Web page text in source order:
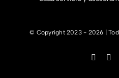
© Copyright 2023 - 2026 |